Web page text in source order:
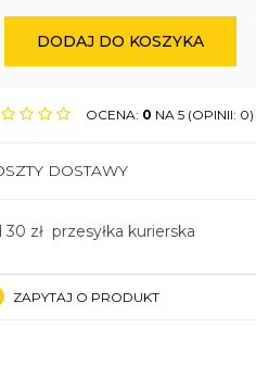
DODAJ DO KOSZYKA
OCENA: 0 NA 5 (OPINII: 0)
DOSTAWY
30 zł przesyłka kurierska
ZAPYTAJ O PRODUKT